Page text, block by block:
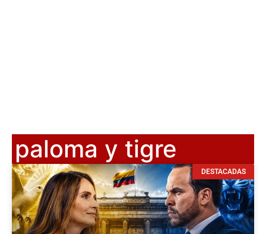
paloma y tigre
DESTACADAS